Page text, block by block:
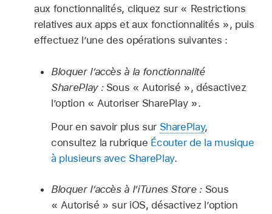
aux fonctionnalités, cliquez sur « Restrictions
relatives aux apps et aux fonctionnalités », puis
effectuez l’une des opérations suivantes :
Bloquer l’accès à la fonctionnalité
SharePlay :Sous « Autorisé », désactivez
l’option « Autoriser SharePlay ».
Pour en savoir plus sur SharePlay,
consultez la rubrique Écouter de la musique
à plusieurs avec SharePlay.
Bloquer l’accès à l’iTunes Store :Sous
« Autorisé » sur iOS, désactivez l’option